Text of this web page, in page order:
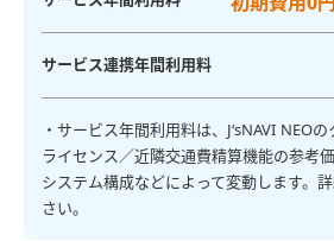
初期費用0
サービス連携年間利用料
・サービス年間利用料は、J‘sNAVI NEO
ライセンス／近隣交通費精算機能の参考
システム構成などによって変動します。
さい。